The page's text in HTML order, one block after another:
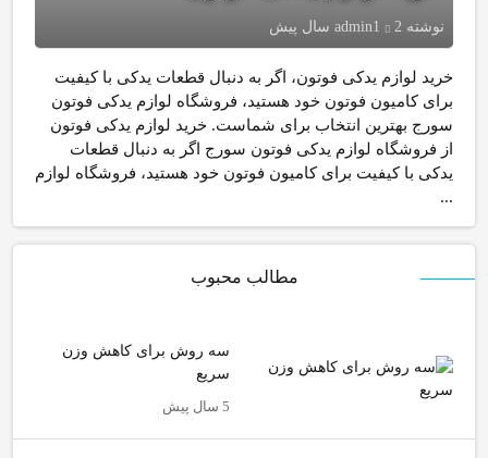
نوشته admin1 2 سال پیش
خرید لوازم یدکی فوتون، اگر به دنبال قطعات یدکی با کیفیت
برای کامیون فوتون خود هستید، فروشگاه لوازم یدکی فوتون
سورج بهترین انتخاب برای شماست. خرید لوازم یدکی فوتون
از فروشگاه لوازم یدکی فوتون سورج اگر به دنبال قطعات
یدکی با کیفیت برای کامیون فوتون خود هستید، فروشگاه لوازم
...
مطالب محبوب
سه روش برای کاهش وزن
سریع
5 سال پیش